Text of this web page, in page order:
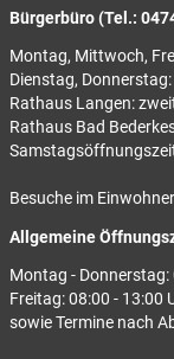
Bürgerbüro (Tel.:
Montag, Mittwoch,
Dienstag,
Rathaus Langen:
Rathaus Bad
Besuche im
Allgemeine
Montag - Donnerstag:
Freitag: 08:00 - 13:00
sowie Termine nach